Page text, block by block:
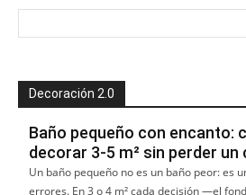
Decoración 2.0
Baño pequeño con encanto:
decorar 3-5 m² sin perder
Un baño pequeño no es un baño peor: es
errores. En 3 o 4 m² cada decisión —el